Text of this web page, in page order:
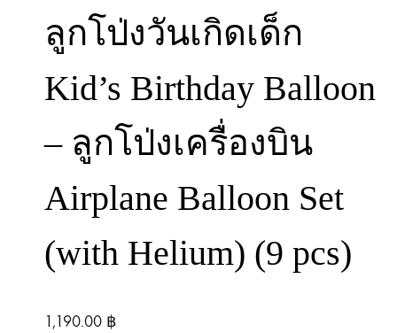
ลูกโป่งวันเกิดเด็ก
Kid’s Birthday Balloon
– ลูกโป่งเครื่องบิน
Airplane Balloon Set
(with Helium) (9 pcs)
1,190.00 ฿